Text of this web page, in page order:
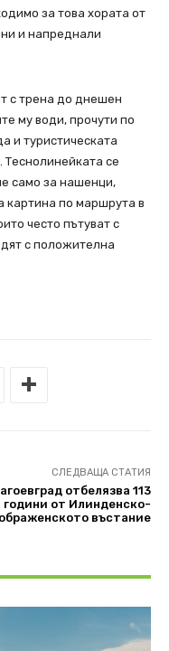
за това хората от
и напреднали
с трена до днешен
му води, прочути по
и туристическата
Теснолинейката се
само за нашенци,
картина по маршрута в
често пътуват с
с положителна
СЛЕДВАЩА СТАТИЯ
отбелязва 113
години от Илинденско-
въстание